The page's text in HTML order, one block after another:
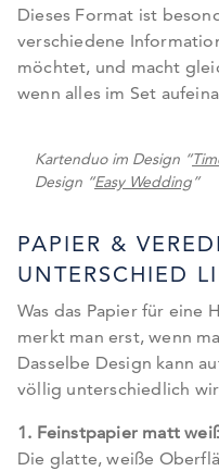
Dieses Format ist
verschiedene
möchtet, und macht
wenn alles im Set
Kartenduo im Design “
Design “Easy Wedding”
PAPIER &
UNTERSCHIED
Was das Papier für eine
merkt man erst, wenn
Dasselbe Design kann
völlig unterschiedlich
1. Feinstpapier matt
Die glatte, weiße